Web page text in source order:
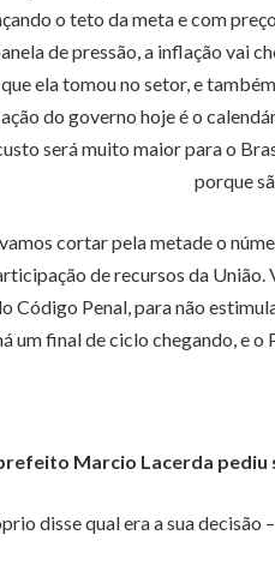
o teto da meta e com
de pressão, a inflação
ela tomou no setor, e
do governo hoje é o
será muito maior para o
porque
cortar pela metade o
de recursos da
Penal, para não
um final de ciclo chegando, e
Marcio Lacerda pediu
disse qual era a sua